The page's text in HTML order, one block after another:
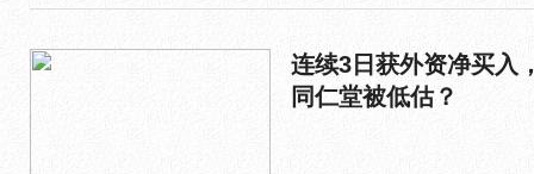
连续3日获外资净买入
同仁堂被低估？